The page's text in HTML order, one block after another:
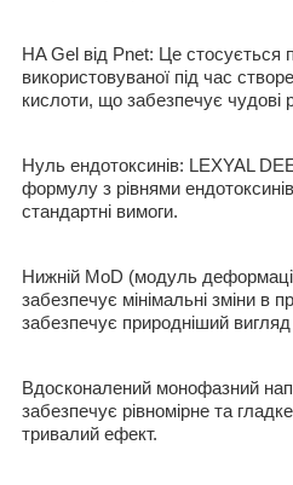
HA Gel від Pnet: Це стосується
використовуваної під час
кислоти, що забезпечує чудові
Нуль ендотоксинів: LEXYAL
формулу з рівнями
стандартні вимоги.
Нижній MoD (модуль
забезпечує мінімальні зміни в
забезпечує природніший
Вдосконалений монофазний
забезпечує рівномірне та
тривалий ефект.